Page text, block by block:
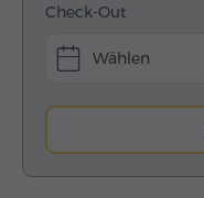
Check-Out